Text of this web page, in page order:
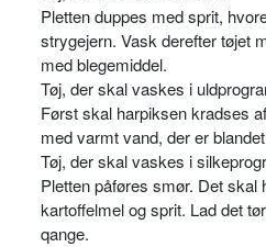
Pletten duppes med sprit,
strygejern. Vask derefter tøjet
med blegemiddel.
Tøj, der skal vaskes i
Først skal harpiksen kradses
med varmt vand, der er
Tøj, der skal vaskes i
Pletten påføres smør. Det skal
kartoffelmel og sprit. Lad det
qange.